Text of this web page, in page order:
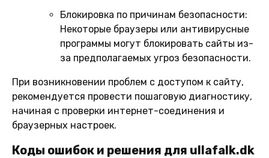
Блокировка по причинам безопасности:
Некоторые браузеры или антивирусные
программы могут блокировать сайты из-
за предполагаемых угроз безопасности.
При возникновении проблем с доступом к сайту,
рекомендуется провести пошаговую диагностику,
начиная с проверки интернет-соединения и
браузерных настроек.
Коды ошибок и решения для ullafalk.dk